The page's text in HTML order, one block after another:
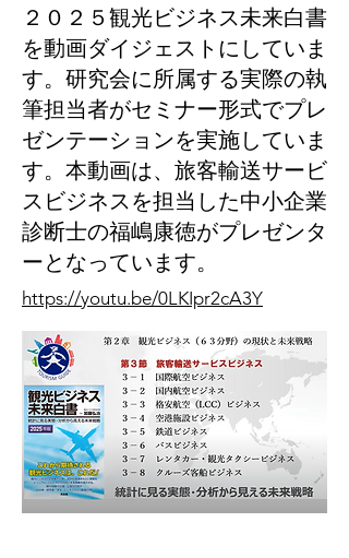
２０２５観光ビジネス未来白書
を動画ダイジェストにしていま
す。研究会に所属する実際の執
筆担当者がセミナー形式でプレ
ゼンテーションを実施していま
す。本動画は、旅客輸送サービ
スビジネスを担当した中小企業
診断士の福嶋康徳がプレゼンタ
ーとなっています。
https://youtu.be/0LKIpr2cA3Y